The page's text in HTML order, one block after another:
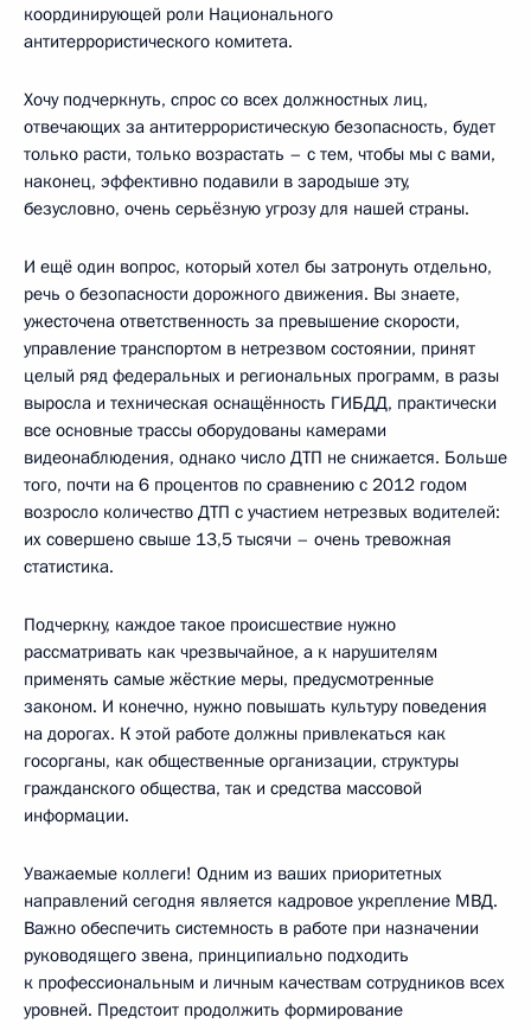
координирующей роли Национального
антитеррористического комитета.
Хочу подчеркнуть, спрос со всех должностных лиц,
отвечающих за антитеррористическую безопасность, будет
только расти, только возрастать – с тем, чтобы мы с вами,
наконец, эффективно подавили в зародыше эту,
безусловно, очень серьёзную угрозу для нашей страны.
И ещё один вопрос, который хотел бы затронуть отдельно,
речь о безопасности дорожного движения. Вы знаете,
ужесточена ответственность за превышение скорости,
управление транспортом в нетрезвом состоянии, принят
целый ряд федеральных и региональных программ, в разы
выросла и техническая оснащённость ГИБДД, практически
все основные трассы оборудованы камерами
видеонаблюдения, однако число ДТП не снижается. Больше
того, почти на 6 процентов по сравнению с 2012 годом
возросло количество ДТП с участием нетрезвых водителей:
их совершено свыше 13,5 тысячи – очень тревожная
статистика.
Подчеркну, каждое такое происшествие нужно
рассматривать как чрезвычайное, а к нарушителям
применять самые жёсткие меры, предусмотренные
законом. И конечно, нужно повышать культуру поведения
на дорогах. К этой работе должны привлекаться как
госорганы, как общественные организации, структуры
гражданского общества, так и средства массовой
информации.
Уважаемые коллеги! Одним из ваших приоритетных
направлений сегодня является кадровое укрепление МВД.
Важно обеспечить системность в работе при назначении
руководящего звена, принципиально подходить
к профессиональным и личным качествам сотрудников всех
уровней. Предстоит продолжить формирование